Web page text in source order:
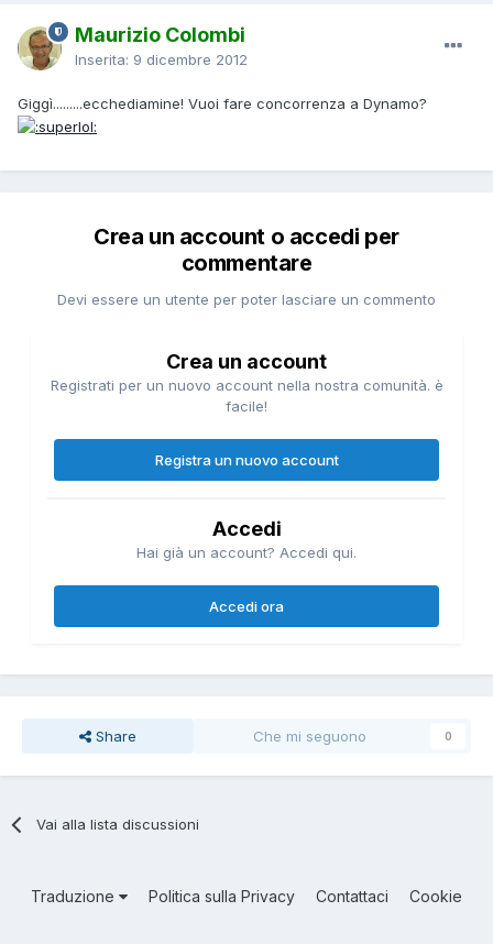
Maurizio Colombi
Inserita: 9 dicembre 2012
Giggì.........ecchediamine! Vuoi fare concorrenza a Dynamo?
Crea un account o accedi per
commentare
Devi essere un utente per poter lasciare un commento
Crea un account
Registrati per un nuovo account nella nostra comunità. è
facile!
Registra un nuovo account
Accedi
Hai già un account? Accedi qui.
Accedi ora
Share Che mi seguono 0
Vai alla lista discussioni
Traduzione Politica sulla Privacy Contattaci Cookie